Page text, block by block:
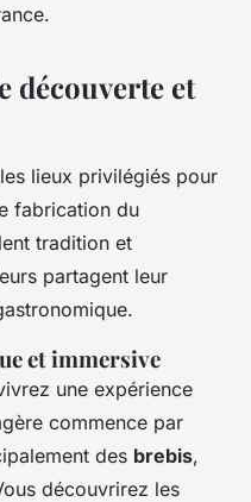
découverte et
lieux privilégiés pour
fabrication du
tradition et
partagent leur
et immersive
une expérience
commence par
des brebis,
découvrirez les